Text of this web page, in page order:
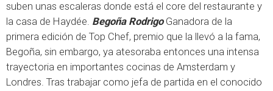
suben unas escaleras donde está el core del restaurante y
la casa de Haydée. Begoña RodrigoGanadora de la
primera edición de Top Chef, premio que la llevó a la fama,
Begoña, sin embargo, ya atesoraba entonces una intensa
trayectoria en importantes cocinas de Amsterdam y
Londres. Tras trabajar como jefa de partida en el conocido